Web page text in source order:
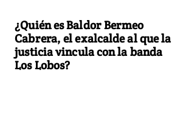
¿Quién es Baldor Bermeo
Cabrera, el exalcalde al que la
justicia vincula con la banda
Los Lobos?